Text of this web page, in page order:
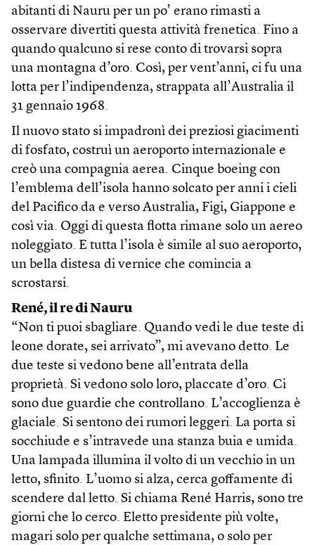
abitanti di Nauru per un po’ erano rimasti a
osservare divertiti questa attività frenetica. Fino a
quando qualcuno si rese conto di trovarsi sopra
una montagna d’oro. Così, per vent’anni, ci fu una
lotta per l’indipendenza, strappata all’Australia il
31 gennaio 1968.
Il nuovo stato si impadronì dei preziosi giacimenti
di fosfato, costruì un aeroporto internazionale e
creò una compagnia aerea. Cinque boeing con
l’emblema dell’isola hanno solcato per anni i cieli
del Pacifico da e verso Australia, Figi, Giappone e
così via. Oggi di questa flotta rimane solo un aereo
noleggiato. E tutta l’isola è simile al suo aeroporto,
un bella distesa di vernice che comincia a
scrostarsi.
René, il re di Nauru
“Non ti puoi sbagliare. Quando vedi le due teste di
leone dorate, sei arrivato”, mi avevano detto. Le
due teste si vedono bene all’entrata della
proprietà. Si vedono solo loro, placcate d’oro. Ci
sono due guardie che controllano. L’accoglienza è
glaciale. Si sentono dei rumori leggeri. La porta si
socchiude e s’intravede una stanza buia e umida.
Una lampada illumina il volto di un vecchio in un
letto, sfinito. L’uomo si alza, cerca goffamente di
scendere dal letto. Si chiama René Harris, sono tre
giorni che lo cerco. Eletto presidente più volte,
magari solo per qualche settimana, o solo per